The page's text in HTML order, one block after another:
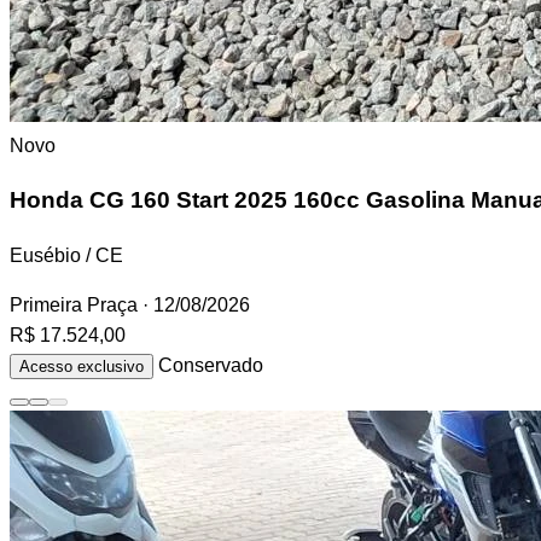
Novo
Honda CG 160 Start 2025 160cc Gasolina
Eusébio / CE
Primeira Praça · 12/08/2026
R$ 17.524,00
Acesso exclusivo Conservado